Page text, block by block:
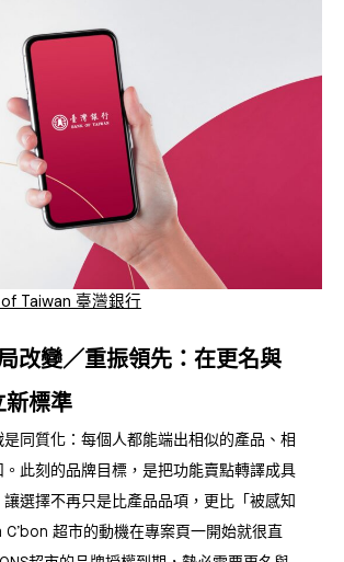
Taiwan 臺灣銀行
改變／重振領先：在更名與
新標準
同質化：每個人都能端出相似的產品、相
此刻的品牌目標，是把功能賣點轉譯成具
選擇不再只是比產品品項，更比「被感知
C’bon 超市的動機在專案頁一開始就很直